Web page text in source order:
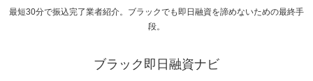
最短30分で振込完了業者紹介。ブラックでも即日融資を諦めないための最終手
段。
ブラック即日融資ナビ